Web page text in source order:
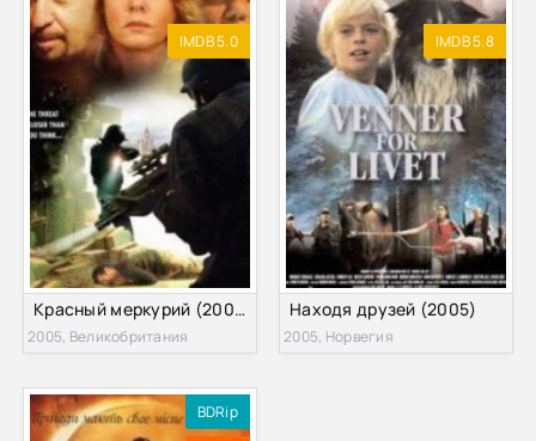
IMDB 5.0
Красный меркурий (2005)
2005, Великобритания
IMDB 5.8
Находя друзей (2005)
2005, Норвегия
BDRip